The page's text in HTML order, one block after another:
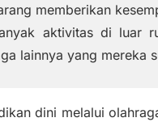
memberikan
aktivitas di luar
lainnya yang mereka
dini melalui